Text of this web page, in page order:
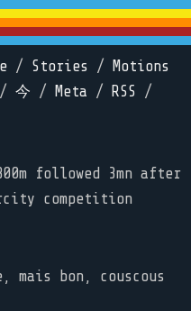
/ Stories /
Motions
/ 今 / Meta / RSS /
followed 3mn after
competition
mais bon, couscous